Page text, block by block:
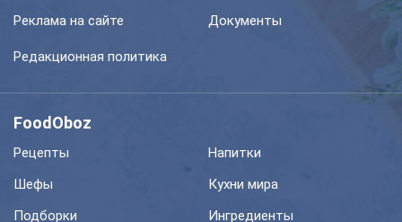
Реклама на сайте Документы
Редакционная политика
FoodOboz
Рецепты
Напитки
Шефы
Кухни мира
Подборки
Ингредиенты